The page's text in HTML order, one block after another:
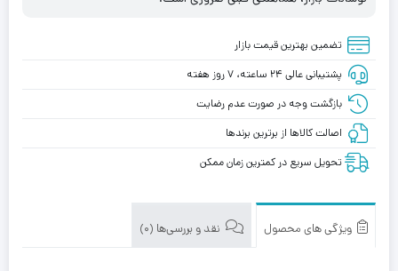
تضمین بهترین قیمت بازار
پشتیبانی عالی ۲۴ ساعته، ۷ روز هفته
بازگشت وجه در صورت عدم رضایت
اصالت کالاها از برترین برندها
تحویل سریع در کمترین زمان ممکن
ویژگی های محصول نقد و بررسی‌ها (0)